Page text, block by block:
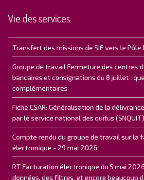
Vie des services
Transfert des missions de SIE vers le Pôle
Groupe de travail Fermeture des centres
bancaires et consignations du 8 juillet :
complémentaires
Fiche CSAR: Généralisation de la
par le service national des quitus
Compte rendu du groupe de travail sur la
électronique - 29 mai 2026
RT Facturation électronique du 5 mai 2026
données, des filtres, et encore beaucoup